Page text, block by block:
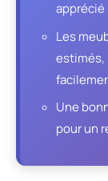
apprécié
Les
estimés,
Une
pour un